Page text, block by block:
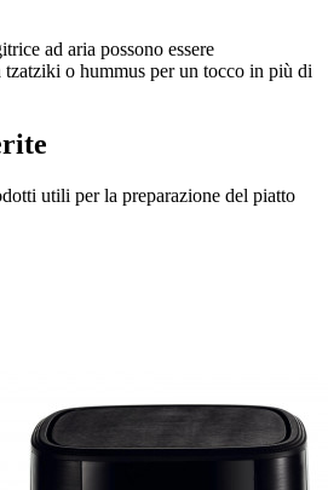
ad aria possono essere
tzatziki o hummus per un tocco in più di
utili per la preparazione del piatto